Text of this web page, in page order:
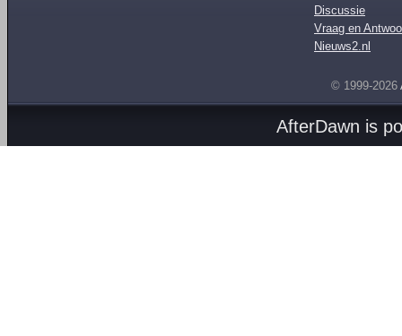
Discussie
Vraag en
Nieuws2.nl
© 1999-2026
AfterDawn is